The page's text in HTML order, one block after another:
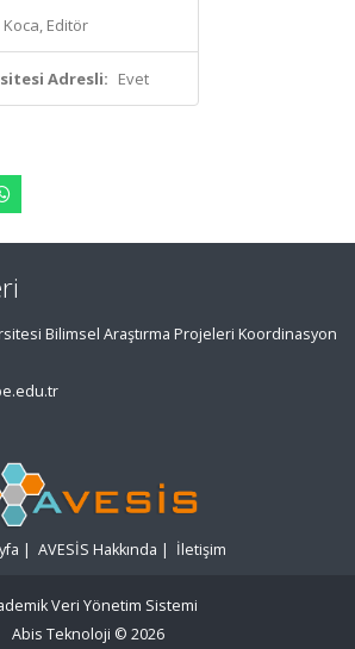
Editör
Adresli: Evet
Bilimsel Araştırma Projeleri Koordinasyon
| AVESİS Hakkında | İletişim
Veri Yönetim Sistemi
Abis Teknoloji © 2026